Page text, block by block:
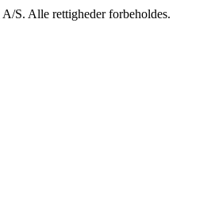
S. Alle rettigheder forbeholdes.